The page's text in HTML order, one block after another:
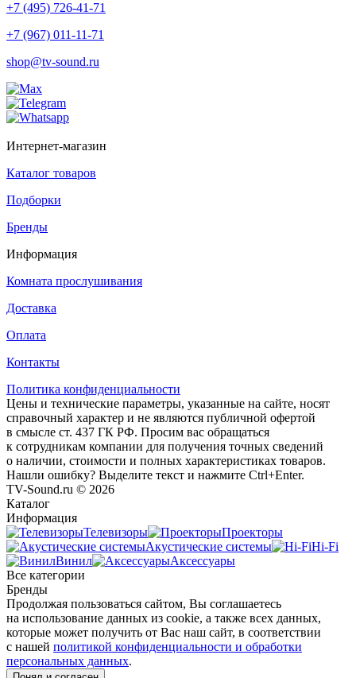
+7 (495) 726-41-71
+7 (967) 011-11-71
shop@tv-sound.ru
Интернет-магазин
Каталог товаров
Подборки
Бренды
Информация
Комната прослушивания
Доставка
Оплата
Контакты
Политика конфиденциальности
Цены и технические параметры, указанные на сайте, носят
справочный характер и не являются публичной офертой
в смысле ст. 437 ГК РФ. Просим вас обращаться
к сотрудникам компании для получения точных сведений
о наличии, стоимости и полных характеристиках товаров.
Нашли ошибку? Выделите текст и нажмите Ctrl+Enter.
TV-Sound.ru © 2026
Каталог
Информация
Телевизоры
Проекторы
Акустические системы
Hi-Fi
Винил
Аксессуары
Все категории
Бренды
Продолжая пользоваться сайтом, Вы соглашаетесь
на использование данных из cookie, а также всех данных,
которые может получить от Вас наш сайт, в соответствии
с нашей политикой конфиденциальности и обработки
персональных данных.